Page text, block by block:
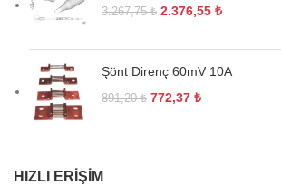
3.267,75₺ 2.376,55 ₺
Şönt Direnç 60mV 10A
891,20₺ 772,37 ₺
HIZLI ERIŞIM